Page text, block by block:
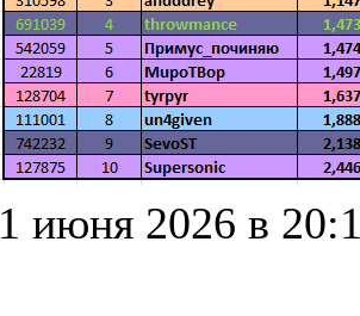
1 июня 2026 в